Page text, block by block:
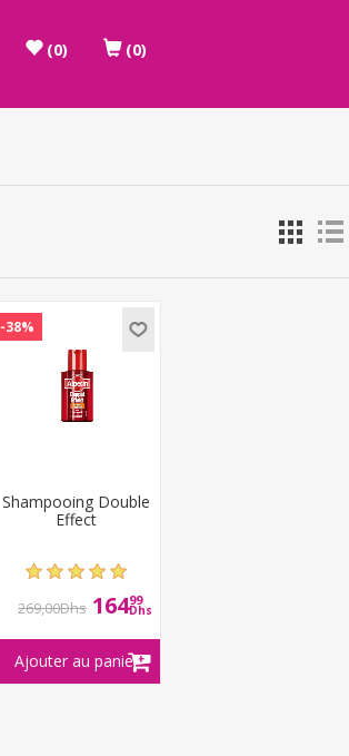
(0) (0)
-38%
Shampooing Double
Effect
269,00Dhs 16499
Dhs